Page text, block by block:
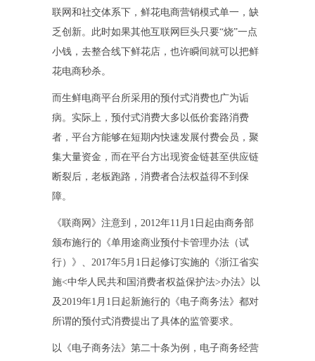
联网和社交体系下，鲜花电商营销模式单一，缺
乏创新。此时如果其他互联网巨头只要“烧”一点
小钱，去整合线下鲜花店，也许瞬间就可以把鲜
花电商秒杀。
而生鲜电商平台所采用的预付式消费也广为诟
病。实际上，预付式消费大多以低价套路消费
者，平台方能够在短期内快速发展付费会员，聚
集大量资金，而在平台方出现资金链甚至供应链
断裂后，老板跑路，消费者合法权益得不到保
障。
《联商网》注意到，2012年11月1日起由商务部
颁布施行的《单用途商业预付卡管理办法（试
行）》、2017年5月1日起修订实施的《浙江省实
施<中华人民共和国消费者权益保护法>办法》以
及2019年1月1日起新施行的《电子商务法》都对
所谓的预付式消费提出了具体的监管要求。
以《电子商务法》第二十条为例，电子商务经营